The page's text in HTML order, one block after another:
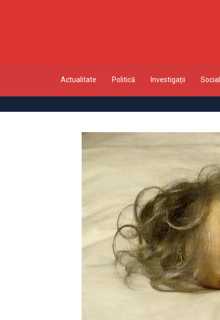
Actualitate Politică Investigații Social